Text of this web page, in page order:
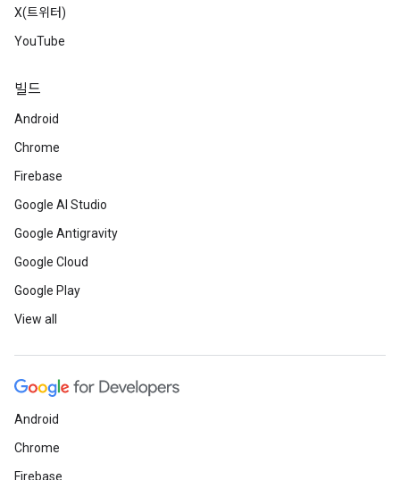
X(트위터)
YouTube
빌드
Android
Chrome
Firebase
Google AI Studio
Google Antigravity
Google Cloud
Google Play
View all
Android
Chrome
Firebase